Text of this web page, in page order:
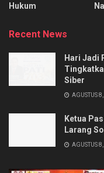
Hukum
Recent News
Hari Jadi
Siber
AGUSTUS
Ketua
Larang
AGUSTUS